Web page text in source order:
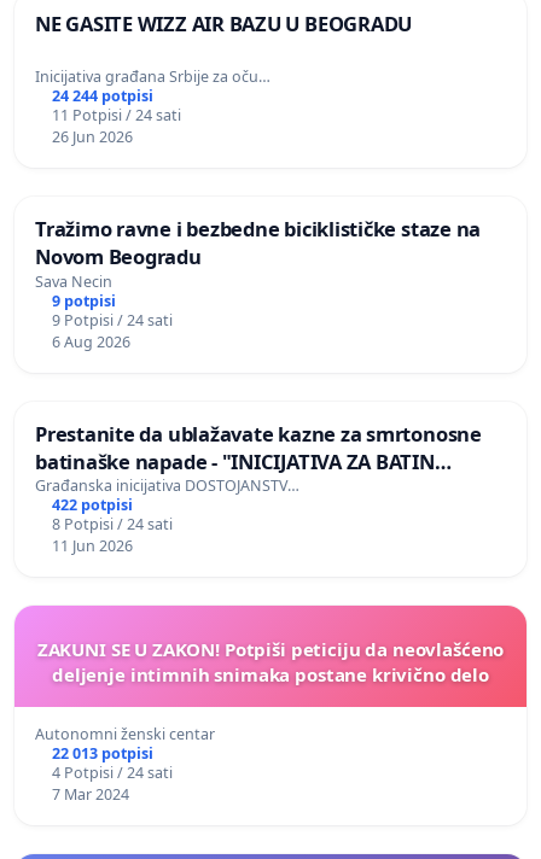
NE GASITE WIZZ AIR BAZU U BEOGRADU
Inicijativa građana Srbije za oču…
24 244 potpisi
11 Potpisi / 24 sati
26 Jun 2026
Tražimo ravne i bezbedne biciklističke staze na
Novom Beogradu
Sava Necin
9 potpisi
9 Potpisi / 24 sati
6 Aug 2026
Prestanite da ublažavate kazne za smrtonosne
batinaške napade - "INICIJATIVA ZA BATIN
ZAKON"
Građanska inicijativa DOSTOJANSTV…
422 potpisi
8 Potpisi / 24 sati
11 Jun 2026
ZAKUNI SE U ZAKON! Potpiši peticiju da neovlašćeno
deljenje intimnih snimaka postane krivično delo
Autonomni ženski centar
22 013 potpisi
4 Potpisi / 24 sati
7 Mar 2024